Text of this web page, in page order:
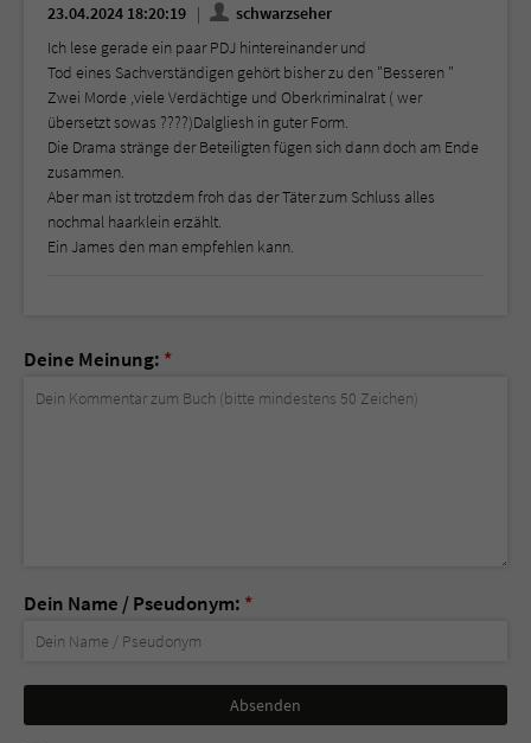
23.04.2024 18:20:19
schwarzseher
Ich lese gerade ein paar PDJ hintereinander und
Tod eines Sachverständigen gehört bisher zu den "Besseren "
Zwei Morde ,viele Verdächtige und Oberkriminalrat ( wer
übersetzt sowas ????)Dalgliesh in guter Form.
Die Drama stränge der Beteiligten fügen sich dann doch am Ende
zusammen.
Aber man ist trotzdem froh das der Täter zum Schluss alles
nochmal haarklein erzählt.
Ein James den man empfehlen kann.
Deine Meinung: *
Dein Name / Pseudonym: *
Nicht
ausfüllen!